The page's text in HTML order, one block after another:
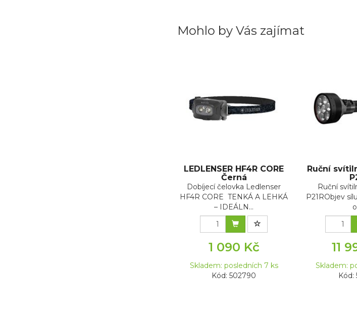
Mohlo by Vás zajímat
LEDLENSER HF4R CORE
Černá
Dobíjecí čelovka Ledlenser
HF4R CORE TENKÁ A LEHKÁ
– IDEÁLN...
1 090 Kč
Skladem: posledních 7 ks
Kód: 502790
Ruční
Ruční
P21RObjev
11
Skladem:
Kód: